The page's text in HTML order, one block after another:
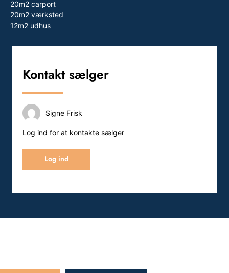
20m2 carport
20m2 værksted
12m2 udhus
Kontakt sælger
Signe Frisk
Log ind for at kontakte sælger
Log ind